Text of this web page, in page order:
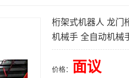
桁架式机器人 龙门
机械手 全自动机械
价格： 面议